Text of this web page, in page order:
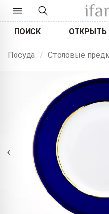
ПОИСК ОТКРЫТЬ
Посуда / Столовые
‹